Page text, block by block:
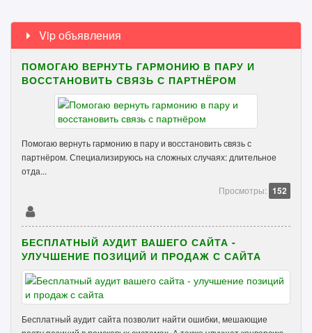
Vip объявления
ПОМОГАЮ ВЕРНУТЬ ГАРМОНИЮ В ПАРУ И
ВОССТАНОВИТЬ СВЯЗЬ С ПАРТНЁРОМ
Помогаю вернуть гармонию в пару и восстановить связь с
партнёром. Специализируюсь на сложных случаях: длительное
отда...
Просмотры: 152
БЕСПЛАТНЫЙ АУДИТ ВАШЕГО САЙТА -
УЛУЧШЕНИЕ ПОЗИЦИЙ И ПРОДАЖ С САЙТА
Бесплатный аудит сайта позволит найти ошибки, мешающие